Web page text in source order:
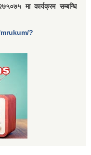
मा कार्यक्रम सम्बन्धि
?